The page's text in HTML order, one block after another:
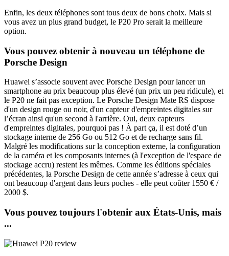
Enfin, les deux téléphones sont tous deux de bons choix. Mais si
vous avez un plus grand budget, le P20 Pro serait la meilleure
option.
Vous pouvez obtenir à nouveau un téléphone de
Porsche Design
Huawei s’associe souvent avec Porsche Design pour lancer un
smartphone au prix beaucoup plus élevé (un prix un peu ridicule), et
le P20 ne fait pas exception. Le Porsche Design Mate RS dispose
d'un design rouge ou noir, d'un capteur d'empreintes digitales sur
l’écran ainsi qu'un second à l'arrière. Oui, deux capteurs
d'empreintes digitales, pourquoi pas ! À part ça, il est doté d’un
stockage interne de 256 Go ou 512 Go et de recharge sans fil.
Malgré les modifications sur la conception externe, la configuration
de la caméra et les composants internes (à l'exception de l'espace de
stockage accru) restent les mêmes. Comme les éditions spéciales
précédentes, la Porsche Design de cette année s’adresse à ceux qui
ont beaucoup d'argent dans leurs poches - elle peut coûter 1550 € /
2000 $.
Vous pouvez toujours l'obtenir aux États-Unis, mais
...